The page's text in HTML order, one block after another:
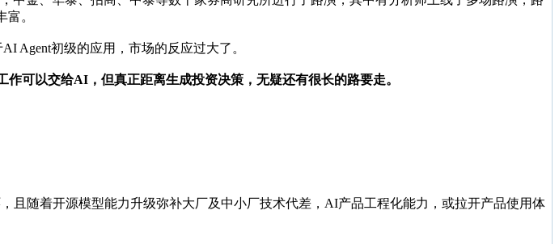
。
Agent初级的应用，市场的反应过大了。
可以交给AI，但真正距离生成投资决策，无疑还有很长的路要走。
且随着开源模型能力升级弥补大厂及中小厂技术代差，AI产品工程化能力，或拉开产品使用体